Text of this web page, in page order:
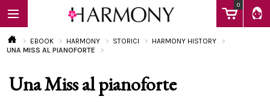
0
EBOOK
EBOOK HARMONY STORICI
HARMONY HISTORY
UNA MISS AL PIANOFORTE
Una Miss al pianoforte